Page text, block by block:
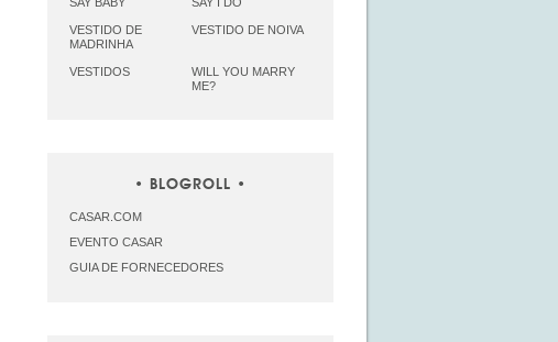
VESTIDO DE
MADRINHA
VESTIDO DE NOIVA
VESTIDOS
WILL YOU MARRY
ME?
BLOGROLL
CASAR.COM
EVENTO CASAR
GUIA DE FORNECEDORES